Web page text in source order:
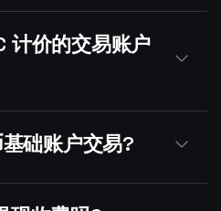
计价的交易账户
础账户交易?